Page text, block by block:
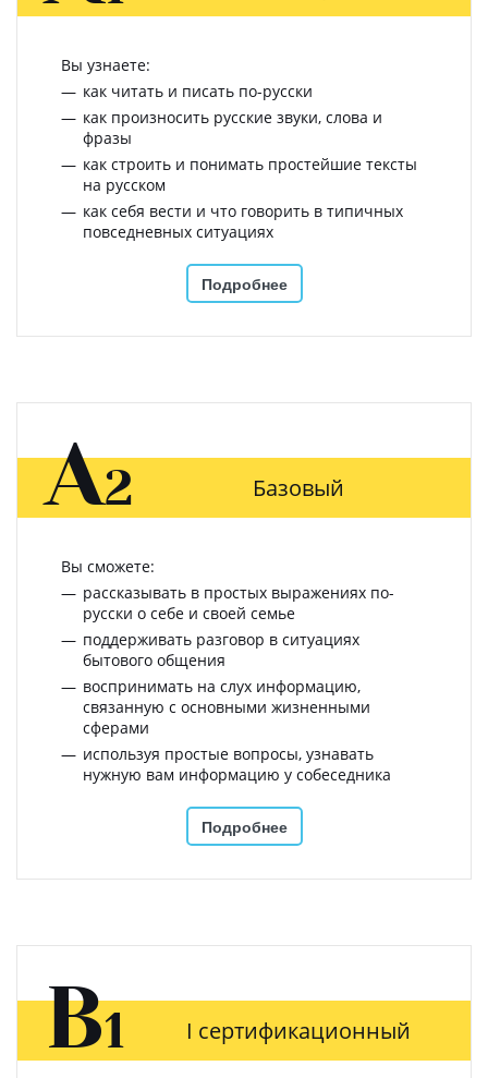
Вы узнаете:
как читать и писать по-русски
как произносить русские звуки, слова и
фразы
как строить и понимать простейшие тексты
на русском
как себя вести и что говорить в типичных
повседневных ситуациях
Подробнее
A2 Базовый
Вы сможете:
рассказывать в простых выражениях по-
русски о себе и своей семье
поддерживать разговор в ситуациях
бытового общения
воспринимать на слух информацию,
связанную с основными жизненными
сферами
используя простые вопросы, узнавать
нужную вам информацию у собеседника
Подробнее
B1 I сертификационный